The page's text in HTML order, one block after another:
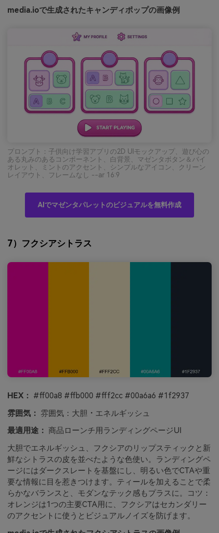
media.ioで生成されたキャンディポップの画像例
プロンプト：子供向け学習アプリの2D UIモックアップ、遊び心の
ある丸みのあるコンポーネント、白背景、マゼンタボタン＆バイ
オレット、ミントのアクセント、シンプルなアイコン、クリーン
レイアウト、フレームなし --ar 16:9
AIでマゼンタパレットのビジュアルを無料作成
7）フクシアシトラス
HEX： #ff00a8 #ffb000 #fff2cc #00a6a6 #1f2937
雰囲気： 雰囲気：大胆・エネルギッシュ
最適用途： 商品ローンチ用ランディングページUI
大胆でエネルギッシュ、フクシアのリップスティックと新
鮮なシトラスの皮を並べたような色使い。ランディングペ
ージにはダークスレートを基盤にし、明るい色でCTAや重
要な情報に目を惹きつけます。ティールを加えることで柔
らかなバランスと、モダンなテック感もプラスに。コツ：
オレンジは1つの主要CTA用に、フクシアはセカンダリー
のアクセントに使うとビジュアルノイズを防げます。